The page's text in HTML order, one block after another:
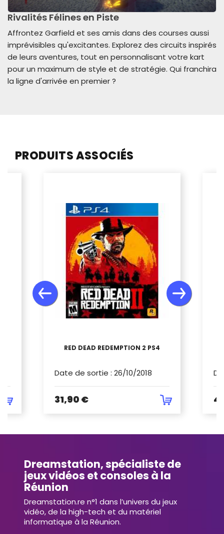
Rivalités Félines en Piste
Affrontez Garfield et ses amis dans des courses aussi
imprévisibles qu'excitantes. Explorez des circuits inspirés
de leurs aventures, tout en personnalisant votre kart
pour un maximum de style et de stratégie. Qui franchira
la ligne d'arrivée en premier ?
PRODUITS ASSOCIÉS
RED DEAD REDEMPTION 2 PS4
Date de sortie : 26/10/2018
31,90 €
Dreamstation, spécialiste de
jeux vidéos et consoles à la
Réunion
Dreamstation.re n°1 dans l’univers du jeux
vidéo, de la high-tech et du matériel
informatique à la Réunion.